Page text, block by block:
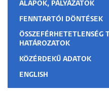
ALAPOK, PÁLYÁZATOK
FENNTARTÓI DÖNTÉSEK
ÖSSZEFÉRHETETLENSÉG
HATÁROZATOK
KÖZÉRDEKŰ ADATOK
ENGLISH